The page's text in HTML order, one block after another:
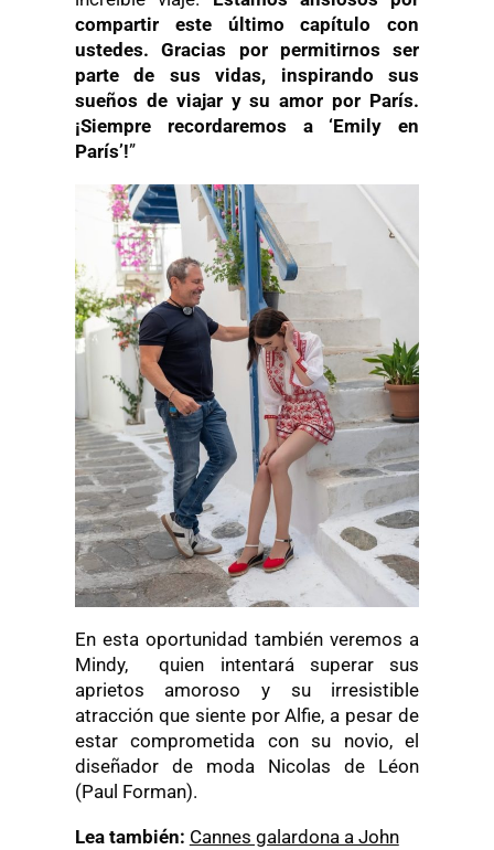
compartir este último capítulo con
ustedes. Gracias por permitirnos ser
parte de sus vidas, inspirando sus
sueños de viajar y su amor por París.
¡Siempre recordaremos a ‘Emily en
París’!”
En esta oportunidad también veremos a
Mindy, quien intentará superar sus
aprietos amoroso y su irresistible
atracción que siente por Alfie, a pesar de
estar comprometida con su novio, el
diseñador de moda Nicolas de Léon
(Paul Forman).
Lea también: Cannes galardona a John